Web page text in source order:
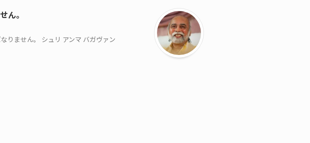
ん。
りません。 シュリ アンマ バガヴァン